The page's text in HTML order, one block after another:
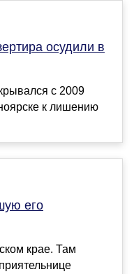
осудили в
с 2009
к лишению
его
крае. Там